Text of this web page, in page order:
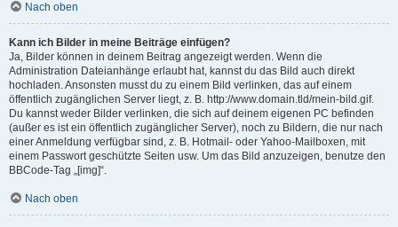
Nach oben
Kann ich Bilder in meine Beiträge einfügen?
Ja, Bilder können in deinem Beitrag angezeigt werden. Wenn die
Administration Dateianhänge erlaubt hat, kannst du das Bild auch direkt
hochladen. Ansonsten musst du zu einem Bild verlinken, das auf einem
öffentlich zugänglichen Server liegt, z. B. http://www.domain.tld/mein-bild.gif.
Du kannst weder Bilder verlinken, die sich auf deinem eigenen PC befinden
(außer es ist ein öffentlich zugänglicher Server), noch zu Bildern, die nur nach
einer Anmeldung verfügbar sind, z. B. Hotmail- oder Yahoo-Mailboxen, mit
einem Passwort geschützte Seiten usw. Um das Bild anzuzeigen, benutze den
BBCode-Tag „[img]“.
Nach oben